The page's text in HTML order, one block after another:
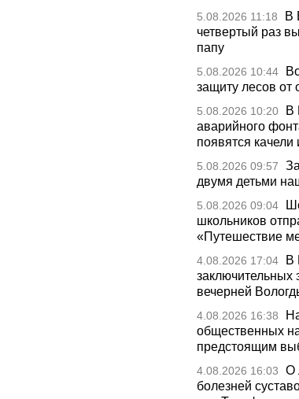
5.08.2026 11:18
В
четвертый раз
папу
5.08.2026 10:44
защиту лесов от
5.08.2026 10:20
В
аварийного
появятся качели
5.08.2026 09:57
двумя детьми
5.08.2026 09:04
школьников
«Путешествие
4.08.2026 17:04
В
заключительных
вечерней
4.08.2026 16:38
общественных
предстоящим
4.08.2026 16:03
О
болезней